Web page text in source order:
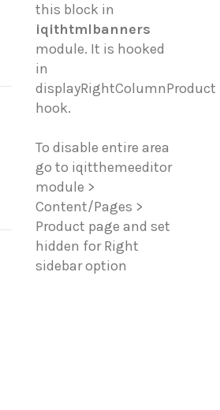
this block in
iqithtmlbanners
module. It is hooked
in
displayRightColumnProduct
hook.
To disable entire area
go to iqitthemeeditor
module >
Content/Pages >
Product page and set
hidden for Right
sidebar option